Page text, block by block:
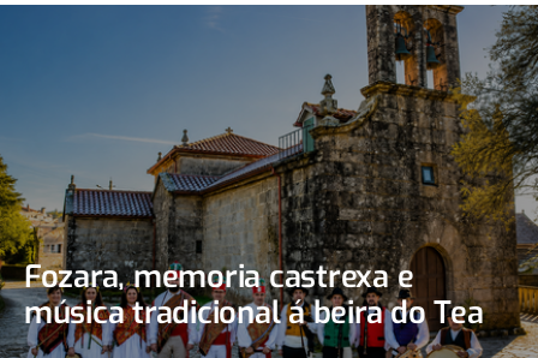
Fozara, memoria castrexa e
música tradicional á beira do Tea